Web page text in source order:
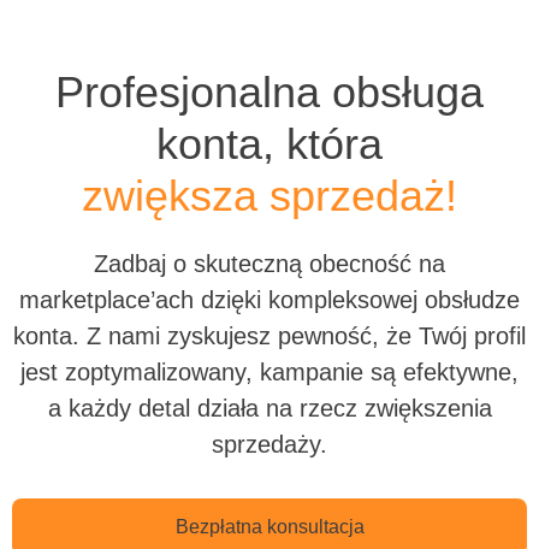
Profesjonalna obsługa
konta, która
zwiększa sprzedaż!
Zadbaj o skuteczną obecność na
marketplace’ach dzięki kompleksowej obsłudze
konta. Z nami zyskujesz pewność, że Twój profil
jest zoptymalizowany, kampanie są efektywne,
a każdy detal działa na rzecz zwiększenia
sprzedaży.
Bezpłatna konsultacja